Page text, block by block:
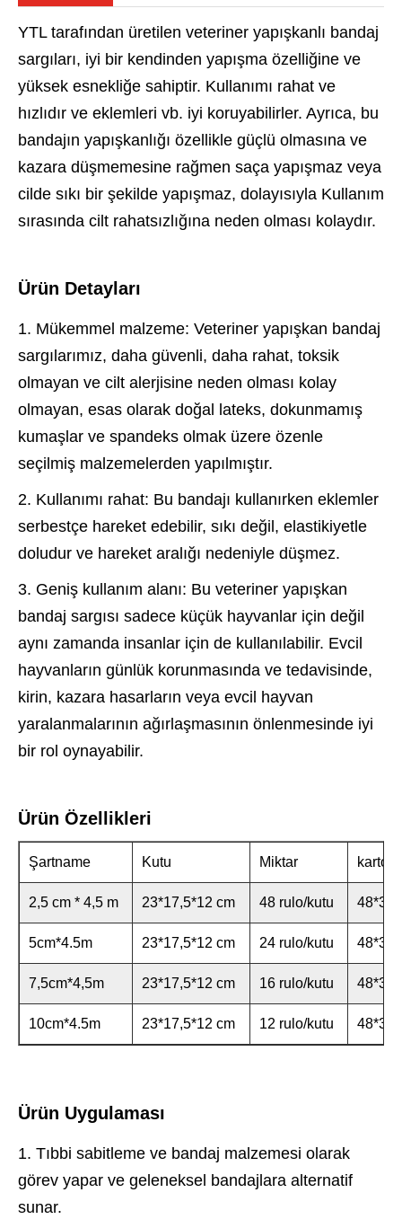
YTL tarafından üretilen veteriner yapışkanlı bandaj
sargıları, iyi bir kendinden yapışma özelliğine ve
yüksek esnekliğe sahiptir. Kullanımı rahat ve
hızlıdır ve eklemleri vb. iyi koruyabilirler. Ayrıca, bu
bandajın yapışkanlığı özellikle güçlü olmasına ve
kazara düşmemesine rağmen saça yapışmaz veya
cilde sıkı bir şekilde yapışmaz, dolayısıyla Kullanım
sırasında cilt rahatsızlığına neden olması kolaydır.
Ürün Detayları
1. Mükemmel malzeme: Veteriner yapışkan bandaj
sargılarımız, daha güvenli, daha rahat, toksik
olmayan ve cilt alerjisine neden olması kolay
olmayan, esas olarak doğal lateks, dokunmamış
kumaşlar ve spandeks olmak üzere özenle
seçilmiş malzemelerden yapılmıştır.
2. Kullanımı rahat: Bu bandajı kullanırken eklemler
serbestçe hareket edebilir, sıkı değil, elastikiyetle
doludur ve hareket aralığı nedeniyle düşmez.
3. Geniş kullanım alanı: Bu veteriner yapışkan
bandaj sargısı sadece küçük hayvanlar için değil
aynı zamanda insanlar için de kullanılabilir. Evcil
hayvanların günlük korunmasında ve tedavisinde,
kirin, kazara hasarların veya evcil hayvan
yaralanmalarının ağırlaşmasının önlenmesinde iyi
bir rol oynayabilir.
Ürün Özellikleri
Şartname Kutu Miktar karton
2,5 cm * 4,5 m 23*17,5*12 cm 48 rulo/kutu
5cm*4.5m 23*17,5*12 cm 24 rulo/kutu
7,5cm*4,5m 23*17,5*12 cm 16 rulo/kutu
10cm*4.5m 23*17,5*12 cm 12 rulo/kutu
Ürün Uygulaması
1. Tıbbi sabitleme ve bandaj malzemesi olarak
görev yapar ve geleneksel bandajlara alternatif
sunar.